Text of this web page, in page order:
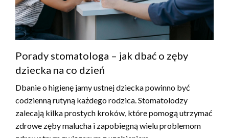
Porady stomatologa – jak dbać o zęby
dziecka na co dzień
Dbanie o higienę jamy ustnej dziecka powinno być
codzienną rutyną każdego rodzica. Stomatolodzy
zalecają kilka prostych kroków, które pomogą utrzymać
zdrowe zęby malucha i zapobiegną wielu problemom